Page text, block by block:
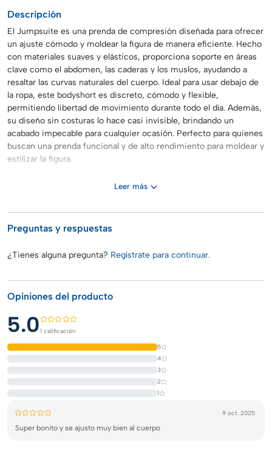
Descripción
El Jumpsuite es una prenda de compresión diseñada para ofrecer
un ajuste cómodo y moldear la figura de manera eficiente. Hecho
con materiales suaves y elásticos, proporciona soporte en áreas
clave como el abdomen, las caderas y los muslos, ayudando a
resaltar las curvas naturales del cuerpo. Ideal para usar debajo de
la ropa, este bodyshort es discreto, cómodo y flexible,
permitiendo libertad de movimiento durante todo el día. Además,
su diseño sin costuras lo hace casi invisible, brindando un
acabado impecable para cualquier ocasión. Perfecto para quienes
buscan una prenda funcional y de alto rendimiento para moldear y
estilizar la figura.
Leer más
Preguntas y respuestas
¿Tienes alguna pregunta? Regístrate para continuar.
Opiniones del producto
5.01 calificación
5
4
3
2
1
9 oct. 2025
Super bonito y se ajusto muy bien al cuerpo